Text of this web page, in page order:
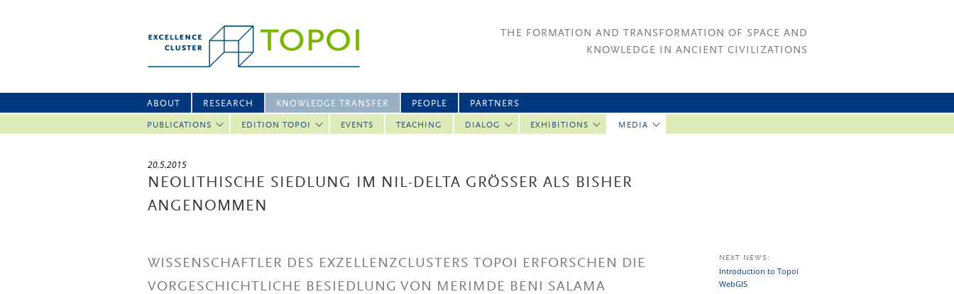
THE FORMATION AND TRANSFORMATION OF SPACE AND
KNOWLEDGE IN ANCIENT CIVILIZATIONS
ABOUT RESEARCH KNOWLEDGE TRANSFER
PUBLICATIONS EDITION TOPOI EVENTS TEACHING DIALOG EXHIBITIONS MEDIA
PEOPLE PARTNERS
20.5.2015
NEOLITHISCHE SIEDLUNG IM NIL-DELTA GRÖSSER ALS BISHER A
NGENOMMEN
WISSENSCHAFTLER DES EXZELLENZCLUSTERS TOPOI ERFORSCHEN DIE
VORGESCHICHTLICHE BESIEDLUNG VON MERIMDE BENI SALAMA
NEXT NEWS:
Introduction to Topoi
WebGIS